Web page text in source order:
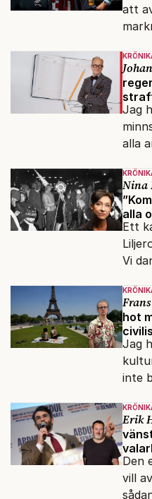
att
om
Jag
alla
Nina
alla
Ett
Vi
hot
Jag
inte
Erik
Den
vill